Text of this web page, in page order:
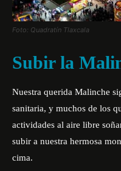
Foto: Quadratín Tlaxcala
Subir la
Nuestra querida Malinche
sanitaria, y muchos de los
actividades al aire libre
subir a nuestra hermosa
cima.